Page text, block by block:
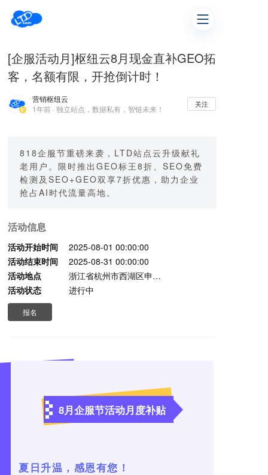
[企服活动月]枢纽云8月现金直补GEO拓
客，名额有限，开抢倒计时！
营销枢纽云
1年前 · 独立站点，数据私有，智链未来！
关注
818企服节重磅来袭，LTD站点云升级献礼
老用户。限时推出GEO标王8折、SEO免费
检测及SEO+GEO双享7折优惠，助力企业
抢占AI时代流量高地。
活动信息
活动开始时间
2025-08-01 00:00:00
活动结束时间
2025-08-31 00:00:00
活动地点
浙江省杭州市西湖区申花路465号22科技集团4楼
活动状态
进行中
报名
8月企服节活动月度补贴
夏日升温，感恩有您！